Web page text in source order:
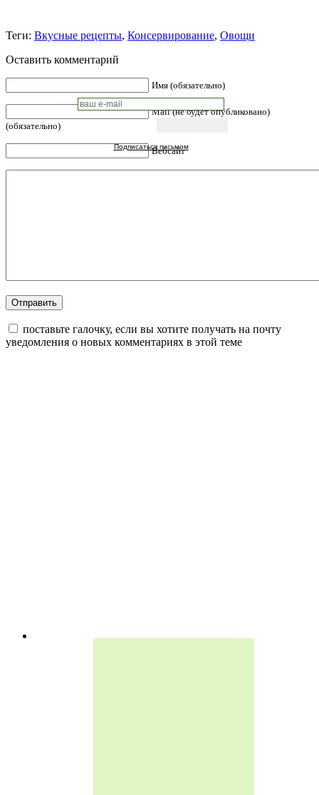
Подписаться письмом
Теги: Вкусные рецепты, Консервирование, Овощи
Оставить комментарий
Имя (обязательно)
Mail (не будет опубликовано)
(обязательно)
Вебсайт
поставьте галочку, если вы хотите получать на почту
уведомления о новых комментариях в этой теме